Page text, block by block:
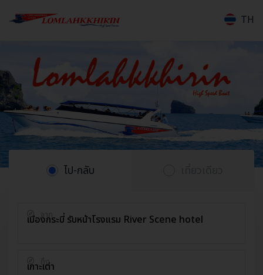
TH
ไป-กลับ
จาก
เมืองกระบี่ รับหน้าโรงแรม River Scene hotel
ถึง
เกาะเต่า